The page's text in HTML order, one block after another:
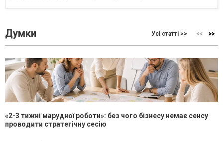
Думки Усі статті >>
«2-3 тижні марудної роботи»: без чого бізнесу немає сенсу
проводити стратегічну сесію